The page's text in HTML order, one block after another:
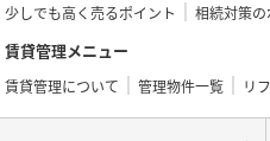
少しでも高く売るポイント
相続対策の
賃貸管理メニュー
賃貸管理について 管理物件一覧 リ